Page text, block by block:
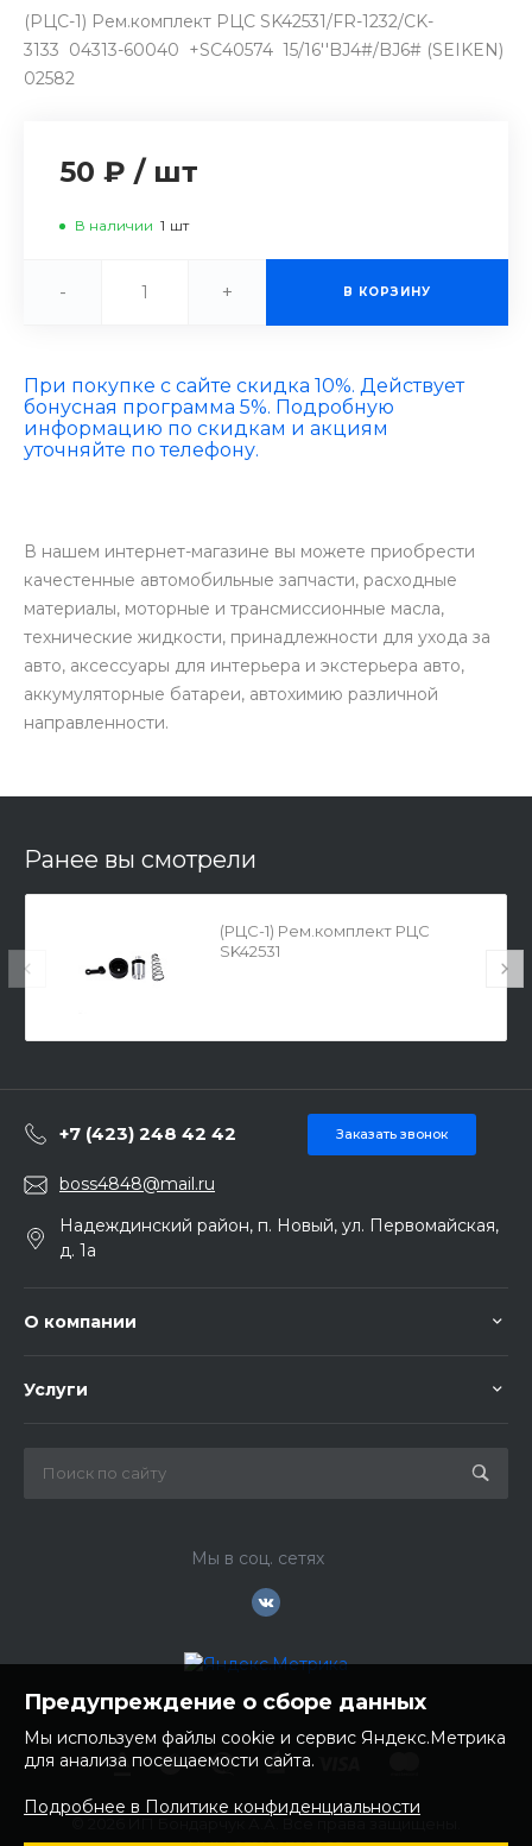
(РЦС-1) Рем.комплект РЦС SK42531/FR-1232/CK-
3133 04313-60040 +SC40574 15/16''BJ4#/BJ6# (SEIKEN)
02582
50 ₽ / шт
В наличии 1 шт
- + В КОРЗИНУ
При покупке с сайте скидка 10%. Действует
бонусная программа 5%. Подробную
информацию по скидкам и акциям
уточняйте по телефону.
В нашем интернет-магазине вы можете приобрести
качестенные автомобильные запчасти, расходные
материалы, моторные и трансмиссионные масла,
технические жидкости, принадлежности для ухода за
авто, аксессуары для интерьера и экстерьера авто,
аккумуляторные батареи, автохимию различной
направленности.
Ранее вы смотрели
(РЦС-1) Рем.комплект РЦС
SK42531
+7 (423) 248 42 42 Заказать звонок
boss4848@mail.ru
Надеждинский район, п. Новый, ул. Первомайская,
д. 1а
О компании
Услуги
Мы в соц. сетях
Предупреждение о сборе данных
Мы используем файлы cookie и сервис Яндекс.Метрика
для анализа посещаемости сайта.
Подробнее в Политике конфиденциальности